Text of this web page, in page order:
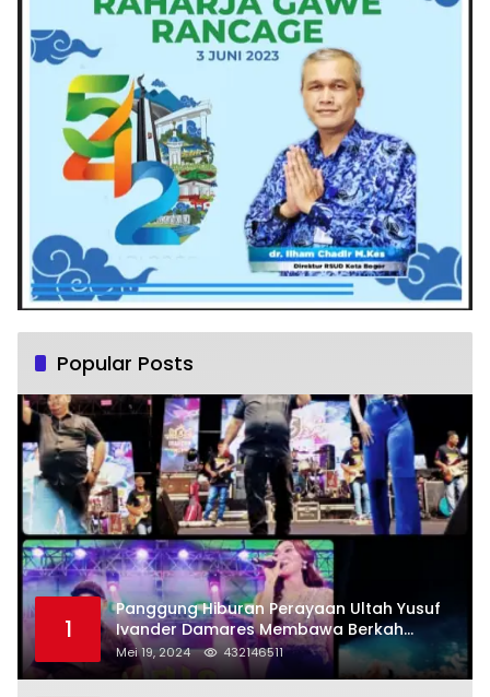
Popular Posts
1
Panggung Hiburan Perayaan Ultah Yusuf
Ivander Damares Membawa Berkah
Warga Kejapanan
Mei 19, 2024 432146511